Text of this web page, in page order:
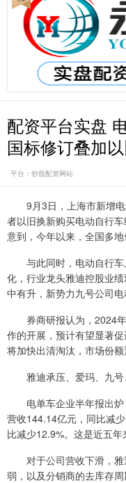
配资平台实盘
国标修订叠加
平台：炒股配资网站
9月3日，上海市新增电
者以旧换新购买电动自行
意到，今年以来，全国多
与此同时，电动自行车
化，行业龙头雅迪控股业
中有升，新势力九号公司
券商研报认为，2024年
作的开展，预计有望显著
将加快出清淘汰，市场份额
雅迪承压、爱玛、九号
电单车企业半年报出炉
营收144.14亿元，同比减
比减少12.9%。这是近五年
对于公司营收下滑，雅
弱，以及分销商的去库存